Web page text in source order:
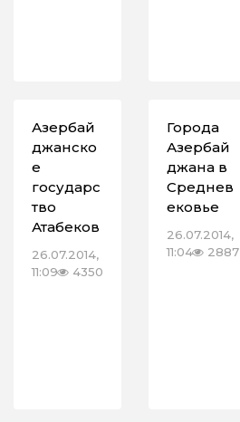
Азербай
джанско
е
государс
тво
Атабеков
26.07.2014,
11:09
4350
Города
Азербай
джана в
Среднев
ековье
26.07.2014,
11:04
2887